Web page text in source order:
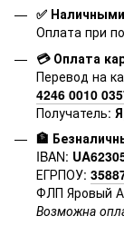
✅
Оплата при
💳 Оплата
Перевод на
4246 0010
Получатель:
🏦
IBAN:
ЕГРПОУ:
ФЛП Яровый
Возможна